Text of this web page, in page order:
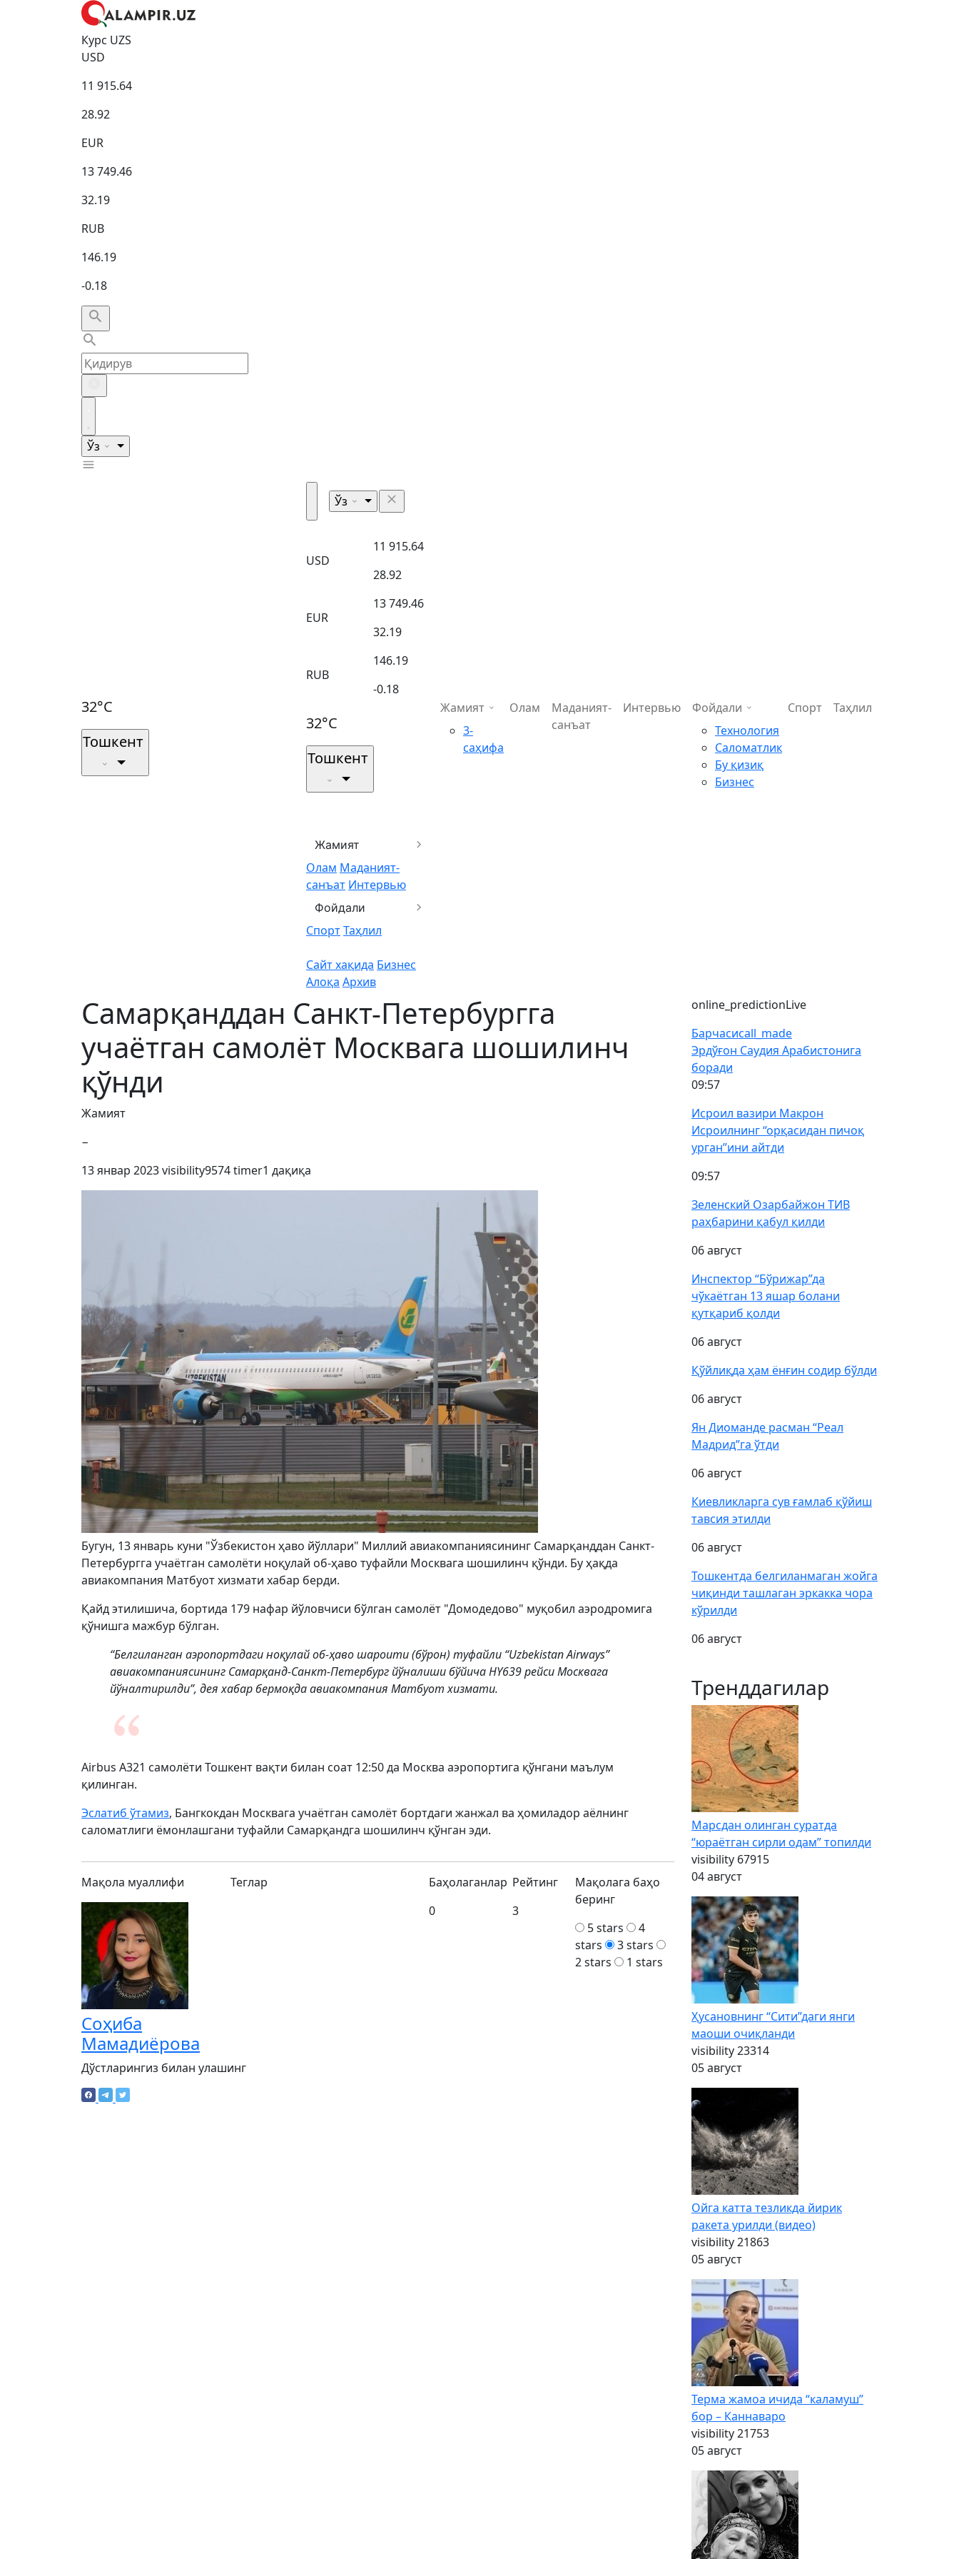
Курс UZS
USD
11 915.64
28.92
EUR
13 749.46
32.19
RUB
146.19
-0.18
Ўз
32°C
Тошкент
Ўз
USD
11 915.64
28.92
EUR
13 749.46
32.19
RUB
146.19
-0.18
32°C
Тошкент
Жамият
Олам Маданият-
санъат Интервью
Фойдали
СпортТаҳлил
Сайт хақида Бизнес
Алоқа Архив
Жамият
3-
саҳифа
Олам
Маданият-
санъат
Интервью
Фойдали
Технология
Саломатлик
Бу қизиқ
Бизнес
Спорт Таҳлил
Самарқанддан Санкт-Петербургга
учаётган самолёт Москвага шошилинч
қўнди
Жамият
−
13 январ 2023visibility9574timer1 дақиқа
Бугун, 13 январь куни "Ўзбекистон ҳаво йўллари" Миллий авиакомпаниясининг Самарқанддан Санкт-
Петербургга учаётган самолёти ноқулай об-ҳаво туфайли Москвага шошилинч қўнди. Бу ҳақда
авиакомпания Матбуот хизмати хабар берди.
Қайд этилишича, бортида 179 нафар йўловчиси бўлган самолёт "Домодедово" муқобил аэродромига
қўнишга мажбур бўлган.
“Белгиланган аэропортдаги ноқулай об-ҳаво шароити (бўрон) туфайли “Uzbekistan Airways”
авиакомпаниясининг Самарқанд-Санкт-Петербург йўналиши бўйича HY639 рейси Москвага
йўналтирилди”, дея хабар бермоқда авиакомпания Матбуот хизмати.
Airbus A321 самолёти Тошкент вақти билан соат 12:50 да Москва аэропортига қўнгани маълум
қилинган.
Эслатиб ўтамиз, Бангкокдан Москвага учаётган самолёт бортдаги жанжал ва ҳомиладор аёлнинг
саломатлиги ёмонлашгани туфайли Самарқандга шошилинч қўнган эди.
Мақола муаллифи
Соҳиба
Мамадиёрова
Теглар
Баҳолаганлар
0
Рейтинг
3
Мақолага баҳо
беринг
5 stars
4
stars
3 stars
2 stars
1 stars
Дўстларингиз билан улашинг
online_predictionLive
Барчасиcall_made
Эрдўғон Саудия Арабистонига
боради
09:57
Исроил вазири Макрон
Исроилнинг “орқасидан пичоқ
урган”ини айтди
09:57
Зеленский Озарбайжон ТИВ
раҳбарини қабул қилди
06 август
Инспектор “Бўрижар”да
чўкаётган 13 яшар болани
қутқариб қолди
06 август
Қўйлиқда ҳам ёнғин содир бўлди
06 август
Ян Диоманде расман “Реал
Мадрид”га ўтди
06 август
Киевликларга сув ғамлаб қўйиш
тавсия этилди
06 август
Тошкентда белгиланмаган жойга
чиқинди ташлаган эркакка чора
кўрилди
06 август
Тренддагилар
Марсдан олинган суратда
“юраётган сирли одам” топилди
visibility 67915
04 август
Ҳусановнинг “Сити”даги янги
маоши очиқланди
visibility23314
05 август
Ойга катта тезликда йирик
ракета урилди (видео)
visibility21863
05 август
Терма жамоа ичида “каламуш”
бор – Каннаваро
visibility21753
05 август